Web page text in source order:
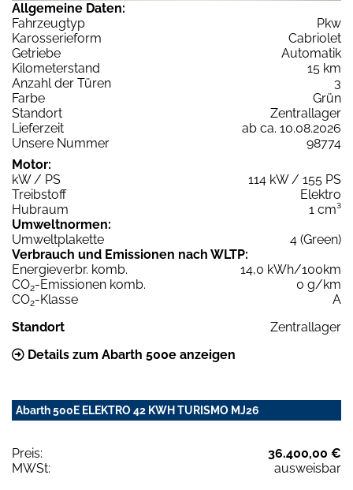
Allgemeine Daten:
Fahrzeugtyp
Pkw
Karosserieform
Cabriolet
Getriebe
Automatik
Kilometerstand
15 km
Anzahl der Türen
3
Farbe
Grün
Standort
Zentrallager
Lieferzeit
ab ca. 10.08.2026
Unsere Nummer
98774
Motor:
kW / PS
114 kW / 155 PS
Treibstoff
Elektro
Hubraum
1 cm³
Umweltnormen:
Umweltplakette
4 (Green)
Verbrauch und Emissionen nach WLTP:
Energieverbr. komb.
14,0 kWh/100km
CO2-Emissionen komb.
0 g/km
CO2-Klasse
A
Standort
Zentrallager
Details zum Abarth 500e anzeigen
Abarth 500E ELEKTRO 42 KWH TURISMO MJ26
Preis:
36.400,00 €
MWSt:
ausweisbar